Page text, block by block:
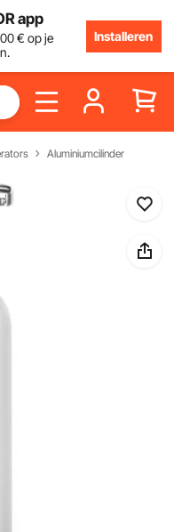
app
€ op je
Installeren
Aluminiumcilinder